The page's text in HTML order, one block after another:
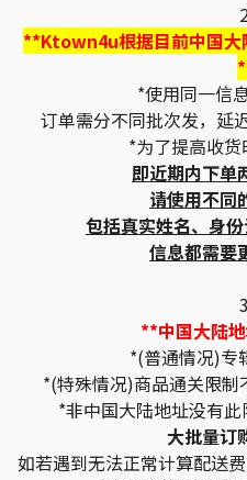
**Ktown4u根据目前中国大
*使用同一信
订单需分不同批次发，延
*为了提高收货
即近期内下单
请使用不同
包括真实姓名、身
信息都需要
**中国大陆
*(普通情况)专
*(特殊情况)商品通关限制
*非中国大陆地址没有此
大批量订
如若遇到无法正常计算配送